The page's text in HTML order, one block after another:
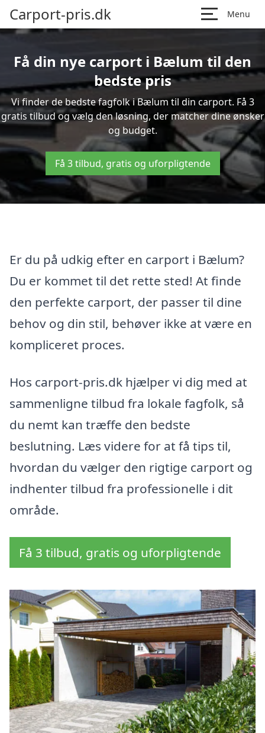
Carport-pris.dk Menu
Få din nye carport i Bælum til den
bedste pris
Vi finder de bedste fagfolk i Bælum til din carport. Få 3
gratis tilbud og vælg den løsning, der matcher dine ønsker
og budget.
Få 3 tilbud, gratis og uforpligtende
Er du på udkig efter en carport i Bælum?
Du er kommet til det rette sted! At finde
den perfekte carport, der passer til dine
behov og din stil, behøver ikke at være en
kompliceret proces.
Hos carport-pris.dk hjælper vi dig med at
sammenligne tilbud fra lokale fagfolk, så
du nemt kan træffe den bedste
beslutning. Læs videre for at få tips til,
hvordan du vælger den rigtige carport og
indhenter tilbud fra professionelle i dit
område.
Få 3 tilbud, gratis og uforpligtende